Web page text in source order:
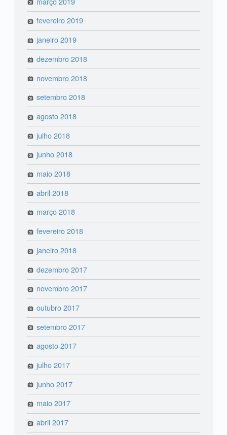
fevereiro 2019
janeiro 2019
dezembro 2018
novembro 2018
setembro 2018
agosto 2018
julho 2018
junho 2018
maio 2018
abril 2018
março 2018
fevereiro 2018
janeiro 2018
dezembro 2017
novembro 2017
outubro 2017
setembro 2017
agosto 2017
julho 2017
junho 2017
maio 2017
abril 2017